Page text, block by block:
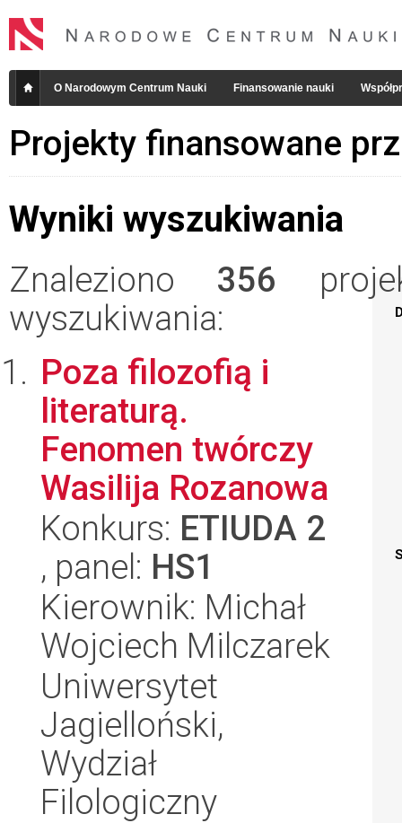
O Narodowym Centrum Nauki Finansowanie nauki
Projekty finansowane
Wyniki wyszukiwania
Znaleziono 356
wyszukiwania:
Poza filozofią i
literaturą.
Fenomen twórczy
Wasilija Rozanowa
Konkurs: ETIUDA 2
, panel: HS1
Kierownik: Michał
Wojciech Milczarek
Uniwersytet
Jagielloński,
Wydział
Filologiczny